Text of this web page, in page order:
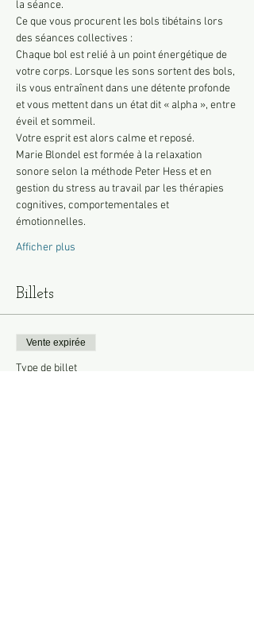
la séance.
Ce que vous procurent les bols tibétains lors
des séances collectives :
Chaque bol est relié à un point énergétique de
votre corps. Lorsque les sons sortent des bols,
ils vous entraînent dans une détente profonde
et vous mettent dans un état dit « alpha », entre
éveil et sommeil.
Votre esprit est alors calme et reposé.
Marie Blondel est formée à la relaxation
sonore selon la méthode Peter Hess et en
gestion du stress au travail par les thérapies
cognitives, comportementales et
émotionnelles.
Afficher plus
Billets
Vente expirée
Type de billet